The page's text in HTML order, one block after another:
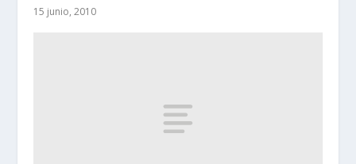
15 junio, 2010